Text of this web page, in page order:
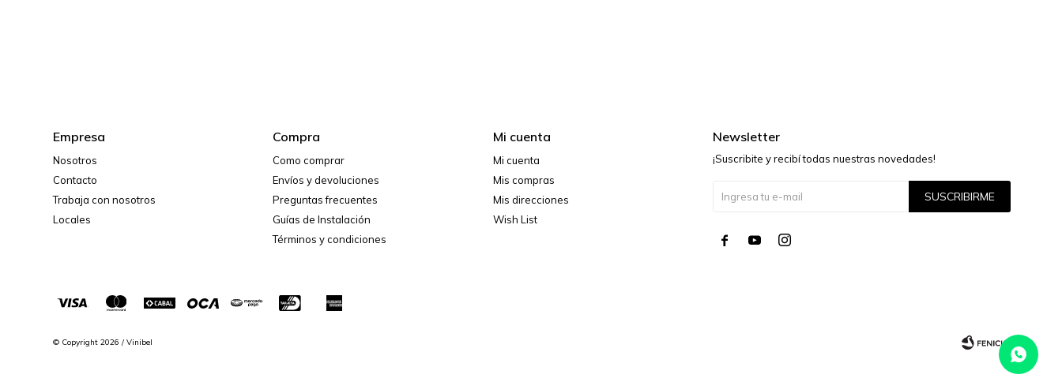
Empresa
Nosotros
Contacto
Trabaja con nosotros
Locales
Compra
Como comprar
Envíos y devoluciones
Preguntas frecuentes
Guías de Instalación
Términos y condiciones
Mi cuenta
Mi cuenta
Mis compras
Mis direcciones
Wish List
Newsletter
¡Suscribite y recibí todas nuestras novedades!
SUSCRIBIRME
  
© Copyright 2026 / Vinibel